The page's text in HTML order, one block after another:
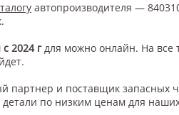
автопроизводителя —
2024 гдля можно онлайн. На все
партнер и поставщик запасных
по низким ценам для